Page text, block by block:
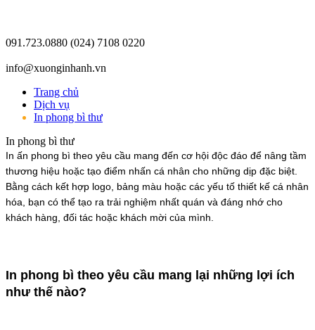
091.723.0880 (024) 7108 0220
info@xuonginhanh.vn
Trang chủ
Dịch vụ
In phong bì thư
In phong bì thư
In ấn phong bì theo yêu cầu mang đến cơ hội độc đáo để nâng tầm
thương hiệu hoặc tạo điểm nhấn cá nhân cho những dịp đặc biệt.
Bằng cách kết hợp logo, bảng màu hoặc các yếu tố thiết kế cá nhân
hóa, bạn có thể tạo ra trải nghiệm nhất quán và đáng nhớ cho
khách hàng, đối tác hoặc khách mời của mình.
In phong bì theo yêu cầu mang lại những lợi ích
như thế nào?